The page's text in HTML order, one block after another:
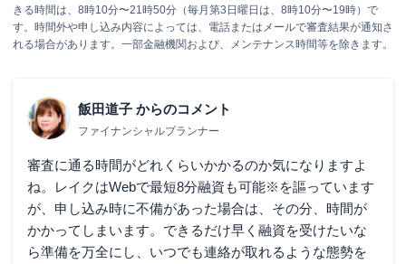
きる時間は、8時10分〜21時50分（毎月第3日曜日は、8時10分〜19時）で
す。時間外や申し込み内容によっては、電話またはメールで審査結果が通知さ
れる場合があります。一部金融機関および、メンテナンス時間等を除きます。
飯田道子 からのコメント
ファイナンシャルプランナー
審査に通る時間がどれくらいかかるのか気になりますよ
ね。レイクはWebで最短8分融資も可能※ を謳っています
が、申し込み時に不備があった場合は、その分、時間が
かかってしまいます。できるだけ早く融資を受けたいな
ら準備を万全にし、いつでも連絡が取れるような態勢を